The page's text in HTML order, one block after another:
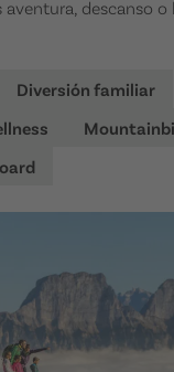
aventura, descanso o
Diversión familiar